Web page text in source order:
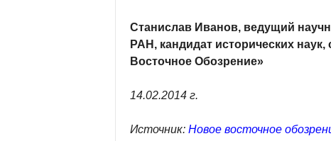
Станислав Иванов, ведущий
РАН, кандидат исторических
Восточное Обозрение»
14.02.2014 г.
Источник: Новое восточное